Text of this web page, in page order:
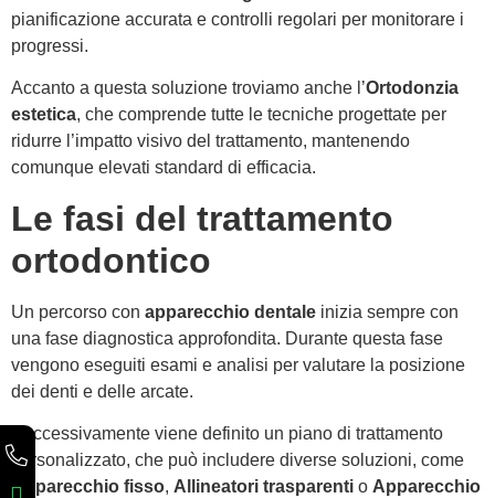
pianificazione accurata e controlli regolari per monitorare i
progressi.
Accanto a questa soluzione troviamo anche l’Ortodonzia
estetica, che comprende tutte le tecniche progettate per
ridurre l’impatto visivo del trattamento, mantenendo
comunque elevati standard di efficacia.
Le fasi del trattamento
ortodontico
Un percorso con apparecchio dentale inizia sempre con
una fase diagnostica approfondita. Durante questa fase
vengono eseguiti esami e analisi per valutare la posizione
dei denti e delle arcate.
Successivamente viene definito un piano di trattamento
personalizzato, che può includere diverse soluzioni, come
Apparecchio fisso, Allineatori trasparenti o Apparecchio